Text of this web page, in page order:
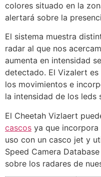
colores situado en la
alertará sobre la
El sistema muestra
radar al que nos
aumenta en intensidad
detectado. El Vizalert es
los movimientos e
la intensidad de los leds
El Cheetah Vizlaert
cascos ya que incorpora
uso con un casco jet y
Speed Camera
sobre los radares de